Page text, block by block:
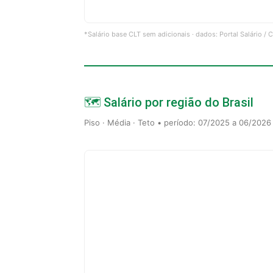
*Salário base CLT sem adicionais · dados: Portal Salário /
🗺️ Salário por região do Brasil
Piso · Média · Teto • período: 07/2025 a 06/2026